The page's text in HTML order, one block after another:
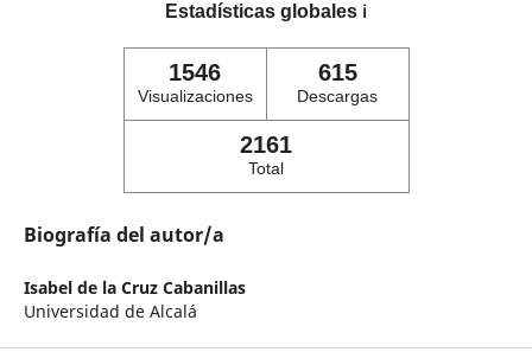
Estadísticas globales ℹ️
1546
Visualizaciones
615
Descargas
2161
Total
Biografía del autor/a
Isabel de la Cruz Cabanillas
Universidad de Alcalá